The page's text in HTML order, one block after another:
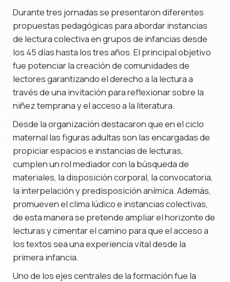
Durante tres jornadas se presentaron diferentes
propuestas pedagógicas para abordar instancias
de lectura colectiva en grupos de infancias desde
los 45 días hasta los tres años. El principal objetivo
fue potenciar la creación de comunidades de
lectores garantizando el derecho a la lectura a
través de una invitación para reflexionar sobre la
niñez temprana y el acceso a la literatura.
Desde la organización destacaron que en el ciclo
maternal las figuras adultas son las encargadas de
propiciar espacios e instancias de lecturas,
cumplen un rol mediador con la búsqueda de
materiales, la disposición corporal, la convocatoria,
la interpelación y predisposición anímica. Además,
promueven el clima lúdico e instancias colectivas,
de esta manera se pretende ampliar el horizonte de
lecturas y cimentar el camino para que el acceso a
los textos sea una experiencia vital desde la
primera infancia.
Uno de los ejes centrales de la formación fue la